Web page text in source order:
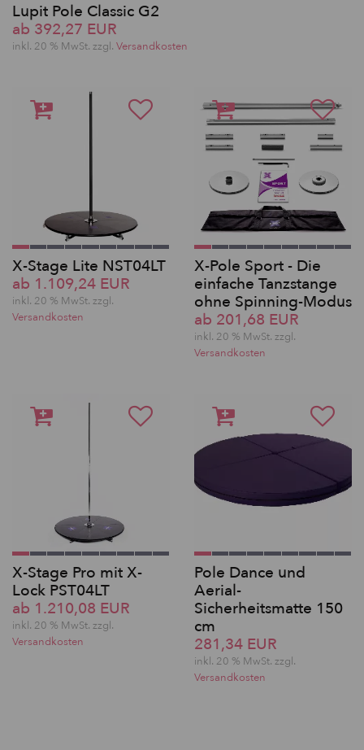
Lupit Pole Classic G2
ab 392,27 EUR
inkl. 20 % MwSt. zzgl. Versandkosten
X-Stage Lite NST04LT
ab 1.109,24 EUR
inkl. 20 % MwSt. zzgl.
Versandkosten
X-Pole Sport - Die
einfache Tanzstange
ohne Spinning-Modus
ab 201,68 EUR
inkl. 20 % MwSt. zzgl.
Versandkosten
X-Stage Pro mit X-
Lock PST04LT
ab 1.210,08 EUR
inkl. 20 % MwSt. zzgl.
Versandkosten
Pole Dance und
Aerial-
Sicherheitsmatte 150
cm
281,34 EUR
inkl. 20 % MwSt. zzgl.
Versandkosten